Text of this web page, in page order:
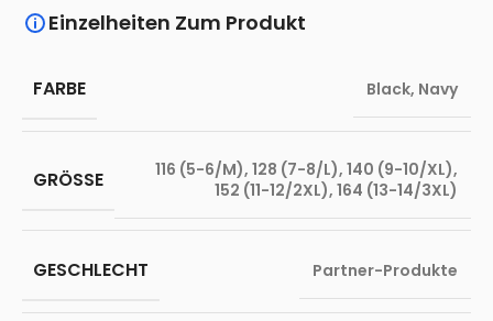
Einzelheiten Zum Produkt
FARBE Black, Navy
GRÖSSE 116 (5-6/M), 128 (7-8/L), 140 (9-10/XL),
152 (11-12/2XL), 164 (13-14/3XL)
GESCHLECHT Partner-Produkte